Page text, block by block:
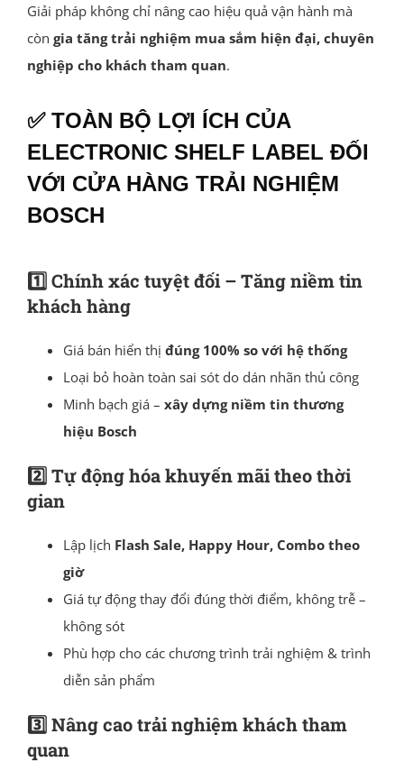
Giải pháp không chỉ nâng cao hiệu quả vận hành mà
còn gia tăng trải nghiệm mua sắm hiện đại, chuyên
nghiệp cho khách tham quan.
✅ TOÀN BỘ LỢI ÍCH CỦA
ELECTRONIC SHELF LABEL ĐỐI
VỚI CỬA HÀNG TRẢI NGHIỆM
BOSCH
1️⃣ Chính xác tuyệt đối – Tăng niềm tin
khách hàng
Giá bán hiển thị đúng 100% so với hệ thống
Loại bỏ hoàn toàn sai sót do dán nhãn thủ công
Minh bạch giá – xây dựng niềm tin thương
hiệu Bosch
2️⃣ Tự động hóa khuyến mãi theo thời
gian
Lập lịch Flash Sale, Happy Hour, Combo theo
giờ
Giá tự động thay đổi đúng thời điểm, không trễ –
không sót
Phù hợp cho các chương trình trải nghiệm & trình
diễn sản phẩm
3️⃣ Nâng cao trải nghiệm khách tham
quan